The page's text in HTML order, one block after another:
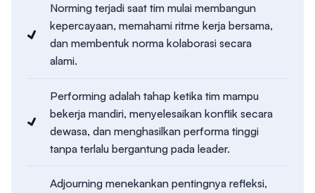
Norming terjadi saat tim mulai membangun
kepercayaan, memahami ritme kerja bersama,
dan membentuk norma kolaborasi secara
alami.
Performing adalah tahap ketika tim mampu
bekerja mandiri, menyelesaikan konflik secara
dewasa, dan menghasilkan performa tinggi
tanpa terlalu bergantung pada leader.
Adjourning menekankan pentingnya refleksi,